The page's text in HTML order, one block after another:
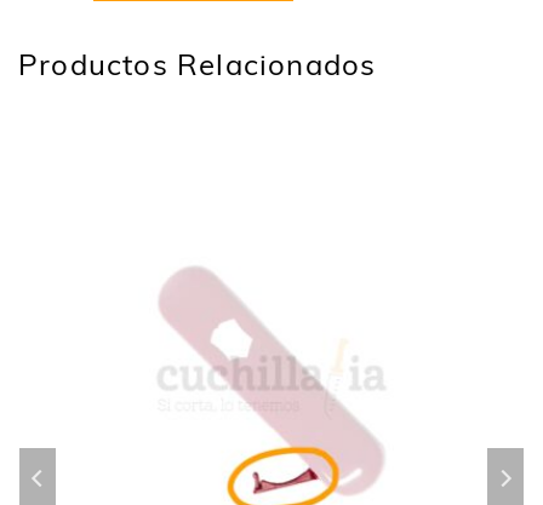
Productos Relacionados